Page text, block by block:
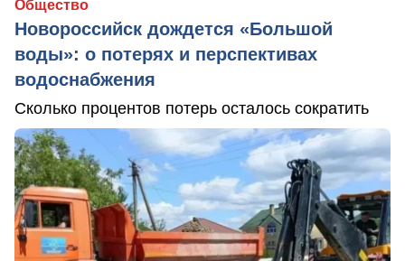
Общество
Новороссийск дождется «Большой
воды»: о потерях и перспективах
водоснабжения
Сколько процентов потерь осталось сократить